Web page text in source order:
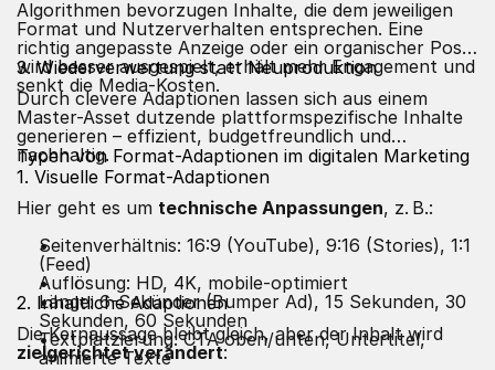
Algorithmen bevorzugen Inhalte, die dem jeweiligen
Format und Nutzerverhalten entsprechen. Eine
richtig angepasste Anzeige oder ein organischer Post
wird besser ausgespielt, erhält mehr Engagement und
senkt die Media-Kosten.
3. Wiederverwertung statt Neuproduktion
Durch clevere Adaptionen lassen sich aus einem
Master-Asset dutzende plattformspezifische Inhalte
generieren – effizient, budgetfreundlich und
nachhaltig.
Typen von Format-Adaptionen im digitalen Marketing
1. Visuelle Format-Adaptionen
Hier geht es um technische Anpassungen, z. B.:
Seitenverhältnis: 16:9 (YouTube), 9:16 (Stories), 1:1
(Feed)
Auflösung: HD, 4K, mobile-optimiert
Länge: 6-Sekünder (Bumper Ad), 15 Sekunden, 30
Sekunden, 60 Sekunden
Textplatzierung: CTA oben/unten, Untertitel,
animierte Texte
2. Inhaltliche Adaptionen
Die Kernaussage bleibt gleich, aber der Inhalt wird
zielgerichtet verändert: